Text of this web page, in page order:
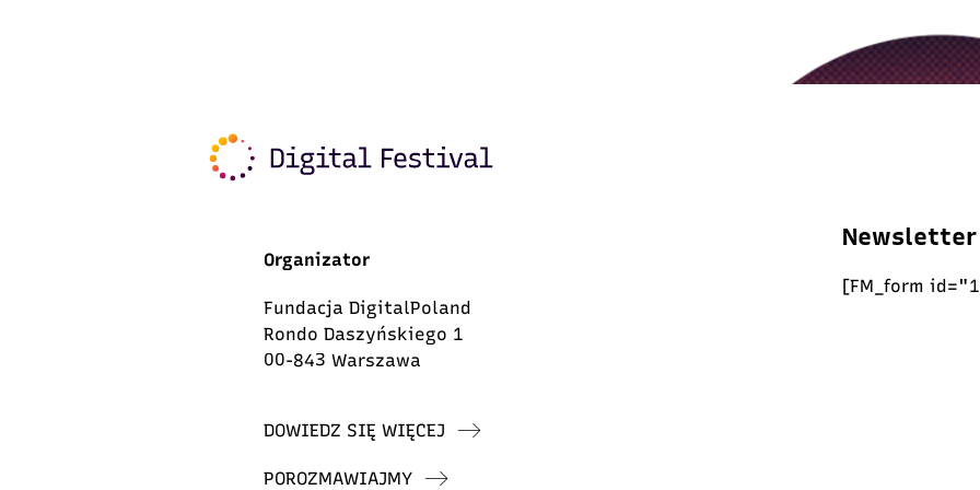
Organizator
Fundacja DigitalPoland
Rondo Daszyńskiego 1
00-843 Warszawa
DOWIEDZ SIĘ WIĘCEJ
POROZMAWIAJMY
Newsletter
[FM_form